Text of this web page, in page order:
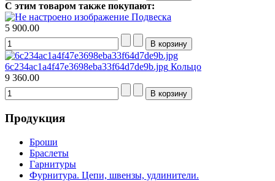
С этим товаром также покупают:
Подвеска
5 900.00
6c234ac1a4f47e3698eba33f64d7de9b.jpg Кольцо
9 360.00
Продукция
Броши
Браслеты
Гарнитуры
Фурнитура. Цепи, швензы, удлинители.